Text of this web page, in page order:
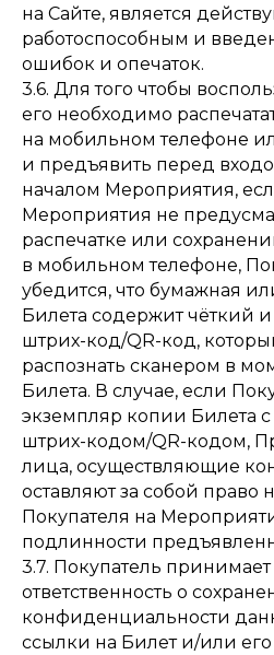
на Сайте, является
работоспособным и
ошибок и опечаток.
3.6. Для того чтобы
его необходимо
на мобильном телефоне
и предъявить перед
началом Мероприятия,
Мероприятия не
распечатке или
в мобильном телефоне,
убедится, что бумажная
Билета содержит чёткий
штрих-код/QR-код,
распознать сканером в
Билета. В случае, если
экземпляр копии Билета
штрих-кодом/QR-кодом,
лица, осуществляющие
оставляют за собой право
Покупателя на
подлинности
3.7. Покупатель принимает
ответственность о
конфиденциальности
ссылки на Билет и/или